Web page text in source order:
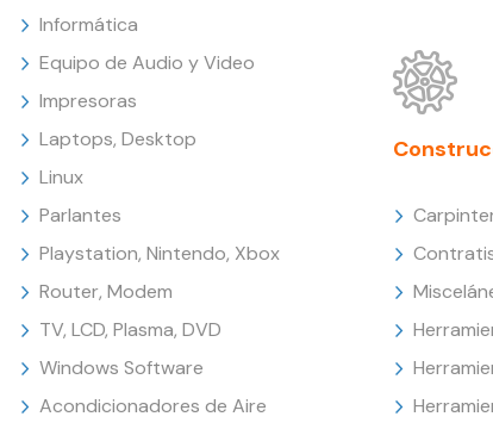
Informática
Equipo de Audio y Video
Impresoras
Laptops, Desktop
Linux
Parlantes
Playstation, Nintendo, Xbox
Router, Modem
TV, LCD, Plasma, DVD
Windows Software
Acondicionadores de Aire